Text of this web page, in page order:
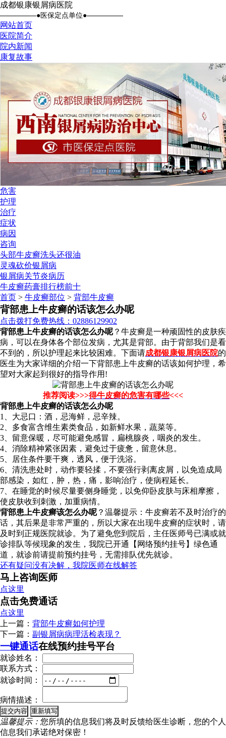
成都银康银屑病医院
●医保定点单位●
网站首页
医院简介
院内新闻
康复故事
危害
护理
治疗
症状
病因
咨询
头部牛皮癣洗头还很油
灵魂砍价银屑病
银屑病关节炎病历
牛皮癣药膏排行榜前十
首页 > 牛皮癣部位 > 背部牛皮癣
背部患上牛皮癣的话该怎么办呢
点击拨打免费热线：02886129902
背部患上牛皮癣的话该怎么办呢？牛皮癣是一种顽固性的皮肤疾
病，可以在身体各个部位发病，尤其是背部。由于背部我们是看
不到的，所以护理起来比较困难。下面请成都银康银屑病医院的
医生为大家详细的介绍一下背部患上牛皮癣的话该如何护理，希
望对大家起到很好的指导作用!
推荐阅读>>>得牛皮癣的危害有哪些<<<
背部患上牛皮癣的话该怎么办呢
1、大忌口：酒，忌海鲜，忌辛辣。
2、多食富含维生素类食品，如新鲜水果，蔬菜等。
3、留意保暖，尽可能避免感冒，扁桃腺炎，咽炎的发生。
4、消除精神紧张因素，避免过于疲惫，留意休息。
5、居住条件要干爽，透风，便于洗浴。
6、清洗患处时，动作要轻揉，不要强行剥离皮屑，以免造成局
部感染，如红，肿，热，痛，影响治疗，使病程延长。
7、在睡觉的时候尽量要侧身睡觉，以免仰卧皮肤与床相摩擦，
使皮肤收到刺激，加重病情。
背部患上牛皮癣该怎么办呢？温馨提示：牛皮癣若不及时治疗的
话，其后果是非常严重的，所以大家在出现牛皮癣的症状时，请
及时到正规医院就诊。为了避免您到院后，主任医师号已满或就
诊排队等候现象的发生，我院已开通【网络预约挂号】绿色通
道，就诊前请提前预约挂号，无需排队优先就诊。
还有疑问没有决解，我院医师在线解答
马上咨询医师
点这里
点击免费通话
点这里
上一篇： 背部牛皮癣如何护理
下一篇： 副银屑病病理活检表现？
一键通话在线预约挂号平台
就诊姓名：
联系方式：
就诊时间：
病情描述：
温馨提示： 您所填的信息我们将及时反馈给医生诊断，您的个人
信息我们承诺绝对保密！